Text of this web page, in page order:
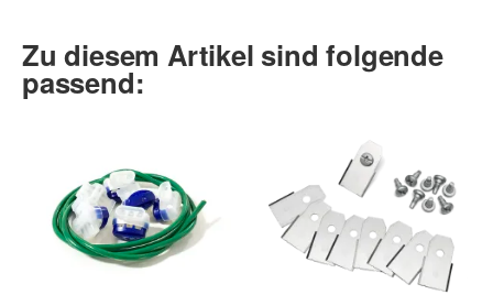
Zu diesem Artikel sind folgende
passend: